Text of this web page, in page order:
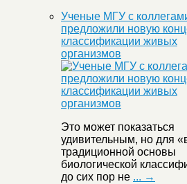
Ученые МГУ с
предложили новую
классификации живых
организмов
Это может показаться
удивительным, но для
традиционной основы
биологической
до сих пор не ... →